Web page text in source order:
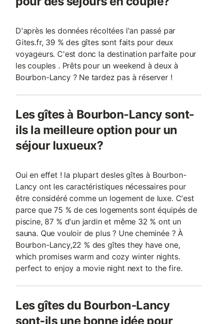
D'après les données récoltées l'an passé par
Gites.fr, 39 % des gîtes sont faits pour deux
voyageurs. C'est donc la destination parfaite pour
les couples . Prêts pour un weekend à deux à
Bourbon-Lancy ? Ne tardez pas à réserver !
Les gîtes à Bourbon-Lancy sont-
ils la meilleure option pour un
séjour luxueux?
Oui en effet ! la plupart desles gîtes à Bourbon-
Lancy ont les caractéristiques nécessaires pour
être considéré comme un logement de luxe. C'est
parce que 75 % de ces logements sont équipés de
piscine, 87 % d'un jardin et même 32 % ont un
sauna. Que vouloir de plus ? Une cheminée ? À
Bourbon-Lancy,22 % des gîtes they have one,
which promises warm and cozy winter nights.
perfect to enjoy a movie night next to the fire.
Les gîtes du Bourbon-Lancy
sont-ils une bonne idée pour